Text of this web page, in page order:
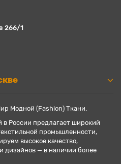
266/1
Модной (Fashion) Ткани.
России предлагает широкий
промышленности,
высокое качество,
дизайнов — в наличии более